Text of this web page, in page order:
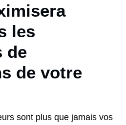
les
de
de votre
sont plus que jamais vos